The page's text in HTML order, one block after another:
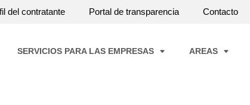
del contratante Portal de transparencia Contacto
SERVICIOS PARA LAS EMPRESAS AREAS